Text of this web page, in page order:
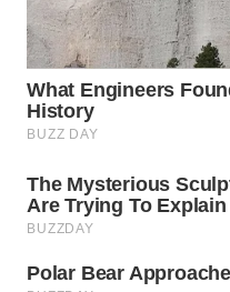
WN
CIANJUR
WN
SERIBU
WN